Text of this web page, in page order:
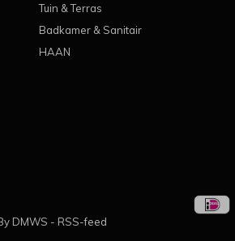
Tuin & Terras
Badkamer & Sanitair
HAAN
DMWS - RSS-feed